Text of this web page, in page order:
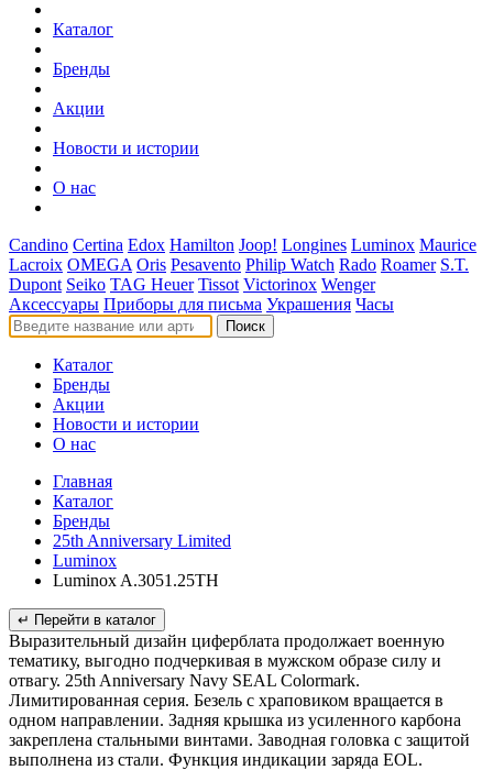
Каталог
Бренды
Акции
Новости и истории
О нас
Candino Certina Edox Hamilton Joop! Longines Luminox Maurice
Lacroix OMEGA Oris Pesavento Philip Watch Rado Roamer S.T.
Dupont Seiko TAG Heuer Tissot Victorinox Wenger
Аксессуары Приборы для письма Украшения Часы
Поиск
Каталог
Бренды
Акции
Новости и истории
О нас
Главная
Каталог
Бренды
25th Anniversary Limited
Luminox
Luminox A.3051.25TH
↵ Перейти в каталог
Выразительный дизайн циферблата продолжает военную
тематику, выгодно подчеркивая в мужском образе силу и
отвагу. 25th Anniversary Navy SEAL Colormark.
Лимитированная серия. Безель с храповиком вращается в
одном направлении. Задняя крышка из усиленного карбона
закреплена стальными винтами. Заводная головка с защитой
выполнена из стали. Функция индикации заряда EOL.